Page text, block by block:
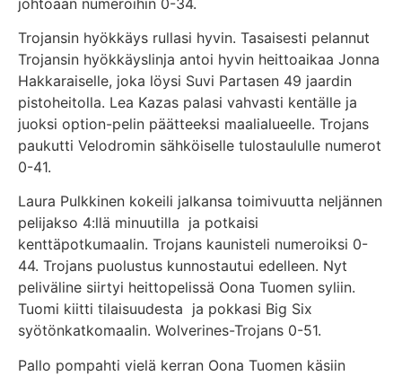
Trojansin hyökkäys rullasi hyvin. Tasaisesti pelannut
Trojansin hyökkäyslinja antoi hyvin heittoaikaa Jonna
Hakkaraiselle, joka löysi Suvi Partasen 49 jaardin
pistoheitolla. Lea Kazas palasi vahvasti kentälle ja
juoksi option-pelin päätteeksi maalialueelle. Trojans
paukutti Velodromin sähköiselle tulostaululle numerot
0-41.
Laura Pulkkinen kokeili jalkansa toimivuutta neljännen
pelijakso 4:llä minuutilla ja potkaisi
kenttäpotkumaalin. Trojans kaunisteli numeroiksi 0-
44. Trojans puolustus kunnostautui edelleen. Nyt
peliväline siirtyi heittopelissä Oona Tuomen syliin.
Tuomi kiitti tilaisuudesta ja pokkasi Big Six
syötönkatkomaalin. Wolverines-Trojans 0-51.
Pallo pompahti vielä kerran Oona Tuomen käsiin